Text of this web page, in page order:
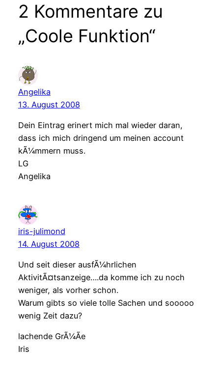
2 Kommentare zu
„Coole Funktion“
Angelika
13. August 2008
Dein Eintrag erinert mich mal wieder daran,
dass ich mich dringend um meinen account
kÃ¼mmern muss.
LG
Angelika
iris-julimond
14. August 2008
Und seit dieser ausfÃ¼hrlichen
AktivitÃ¤tsanzeige….da komme ich zu noch
weniger, als vorher schon.
Warum gibts so viele tolle Sachen und sooooo
wenig Zeit dazu?
lachende GrÃ¼Ãe
Iris